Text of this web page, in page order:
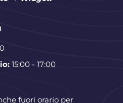
15:00 - 17:00
fuori orario per